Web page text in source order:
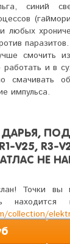
синий
любых
паразитов.
смочить
и в
смачивать
импульса.
V25, R3-
НЕ
Точки вы
находится
collection/
shuboshi-